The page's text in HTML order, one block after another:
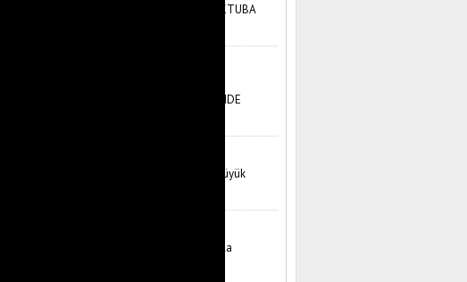
GEBZE’NİN DERTLERİ MEKTUBA
YURTTAŞ GAZETECİLİĞİ’NDE
ÖLÜMLE YÜZ YÜZE: Dört Büyük
Mevlana'nın Üçüncü Bin Yıla